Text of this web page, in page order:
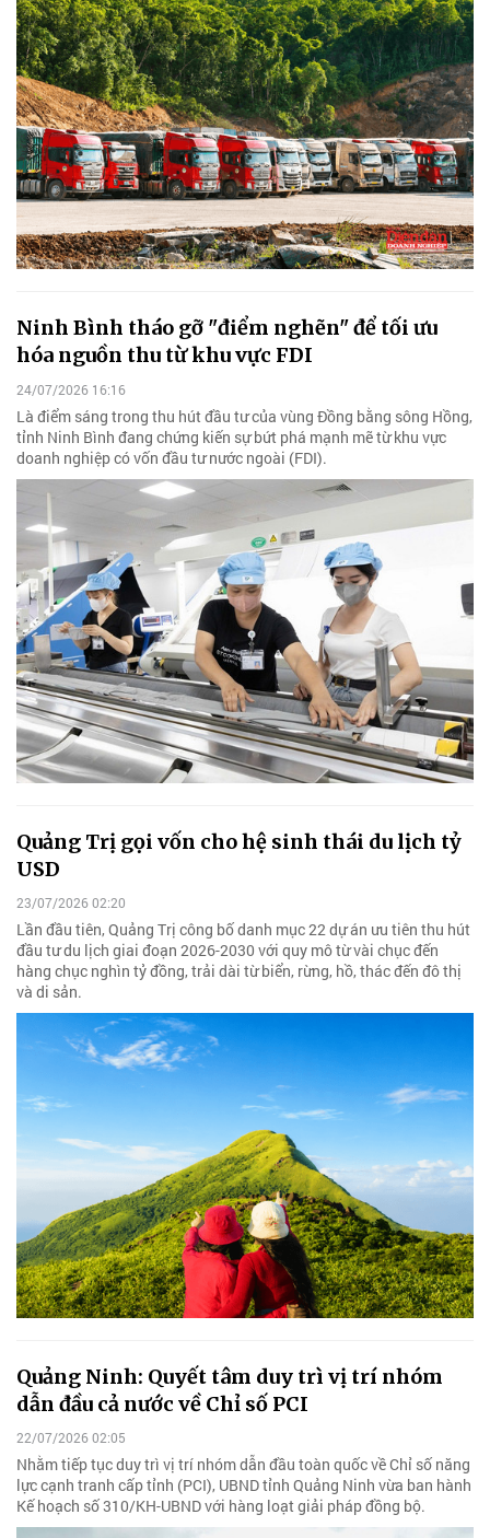
Ninh Bình tháo gỡ "điểm nghẽn" để tối ưu
hóa nguồn thu từ khu vực FDI
24/07/2026 16:16
Là điểm sáng trong thu hút đầu tư của vùng Đồng bằng sông Hồng,
tỉnh Ninh Bình đang chứng kiến sự bứt phá mạnh mẽ từ khu vực
doanh nghiệp có vốn đầu tư nước ngoài (FDI).
Quảng Trị gọi vốn cho hệ sinh thái du lịch tỷ
USD
23/07/2026 02:20
Lần đầu tiên, Quảng Trị công bố danh mục 22 dự án ưu tiên thu hút
đầu tư du lịch giai đoạn 2026-2030 với quy mô từ vài chục đến
hàng chục nghìn tỷ đồng, trải dài từ biển, rừng, hồ, thác đến đô thị
và di sản.
Quảng Ninh: Quyết tâm duy trì vị trí nhóm
dẫn đầu cả nước về Chỉ số PCI
22/07/2026 02:05
Nhằm tiếp tục duy trì vị trí nhóm dẫn đầu toàn quốc về Chỉ số năng
lực cạnh tranh cấp tỉnh (PCI), UBND tỉnh Quảng Ninh vừa ban hành
Kế hoạch số 310/KH-UBND với hàng loạt giải pháp đồng bộ.